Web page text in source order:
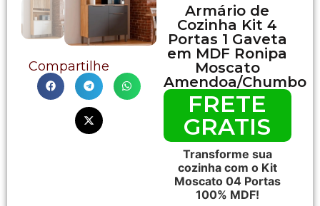
Compartilhe
Armário de
Cozinha Kit 4
Portas 1 Gaveta
em MDF Ronipa
Moscato
Amendoa/Chumbo
FRETE
GRATIS
Transforme sua
cozinha com o Kit
Moscato 04 Portas
100% MDF!